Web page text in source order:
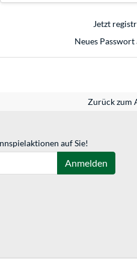
Jetzt
Neues
Zurück zum
auf Sie!
Anmelden